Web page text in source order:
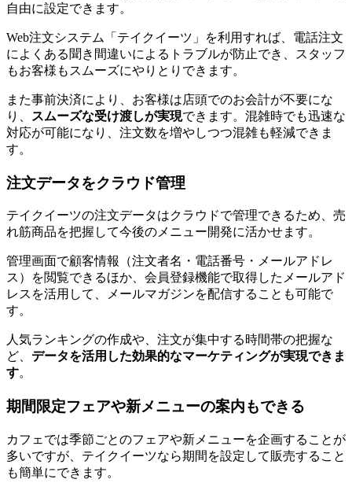
自由に設定できます。
Web注文システム「テイクイーツ」を利用すれば、電話注文
によくある聞き間違いによるトラブルが防止でき、スタッフ
もお客様もスムーズにやりとりできます。
また事前決済により、お客様は店頭でのお会計が不要にな
り、
スムーズな受け渡しが実現できます。混雑時でも迅速な
対応が可能になり、注文数を増やしつつ混雑も軽減できま
す。
注文データをクラウド管理
テイクイーツの注文データはクラウドで管理できるため、売
れ筋商品を把握して今後のメニュー開発に活かせます。
管理画面で顧客情報（注文者名・電話番号・メールアドレ
ス）を閲覧できるほか、会員登録機能で取得したメールアド
レスを活用して、メールマガジンを配信することも可能で
す。
人気ランキングの作成や、注文が集中する時間帯の把握な
ど、 データを活用した効果的なマーケティングが実現できま
す。
期間限定フェアや新メニューの案内もできる
カフェでは季節ごとのフェアや新メニューを企画することが
多いですが、テイクイーツなら期間を設定して販売すること
も簡単にできます。